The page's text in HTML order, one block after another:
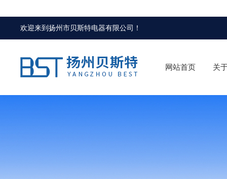
欢迎来到扬州市贝斯特电器有限公司 ！
网站首页 关